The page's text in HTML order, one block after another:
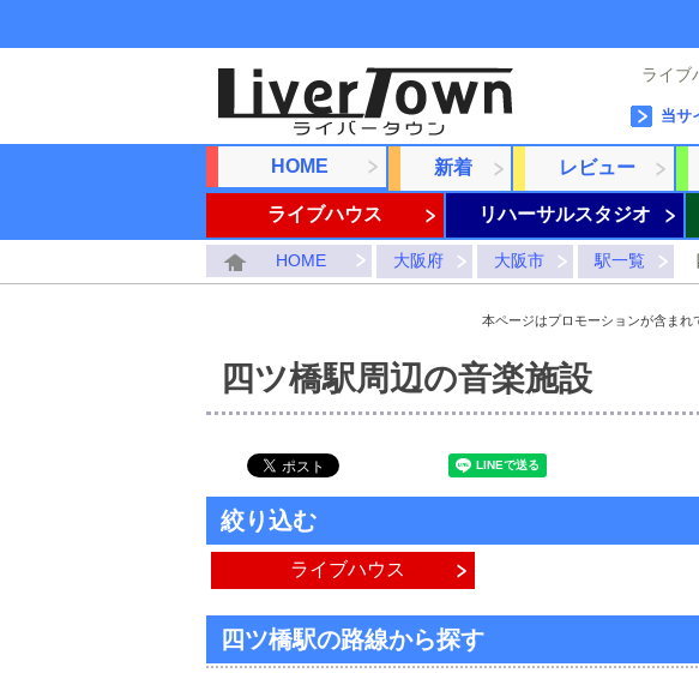
ライブ
当サ
HOME 新着 レビュー
ライブハウス リハーサルスタジオ
HOME 大阪府 大阪市 駅一覧
本ページはプロモーションが含まれ
四ツ橋駅周辺の音楽施設
絞り込む
ライブハウス
四ツ橋駅の路線から探す